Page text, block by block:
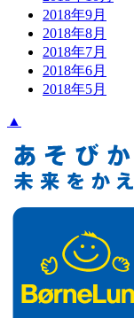
2018年9月
2018年8月
2018年7月
2018年6月
2018年5月
▲